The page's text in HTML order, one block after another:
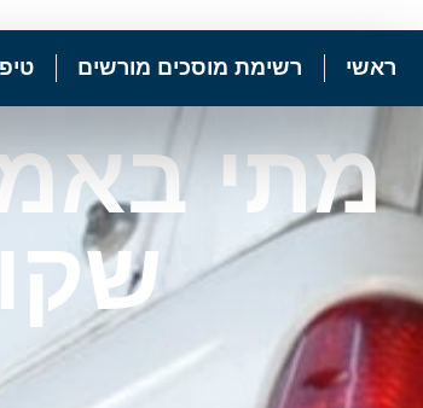
ראשי רשימת מוסכים מורשים
מתי